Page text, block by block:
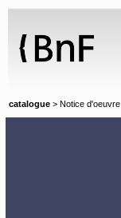
catalogue > Notice d'oeuvre